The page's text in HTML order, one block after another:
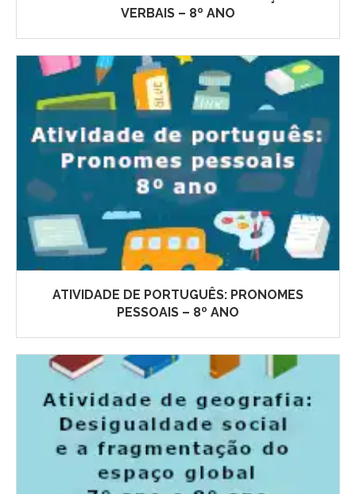
VERBAIS – 8º ANO
ATIVIDADE DE PORTUGUÊS: PRONOMES
PESSOAIS – 8º ANO